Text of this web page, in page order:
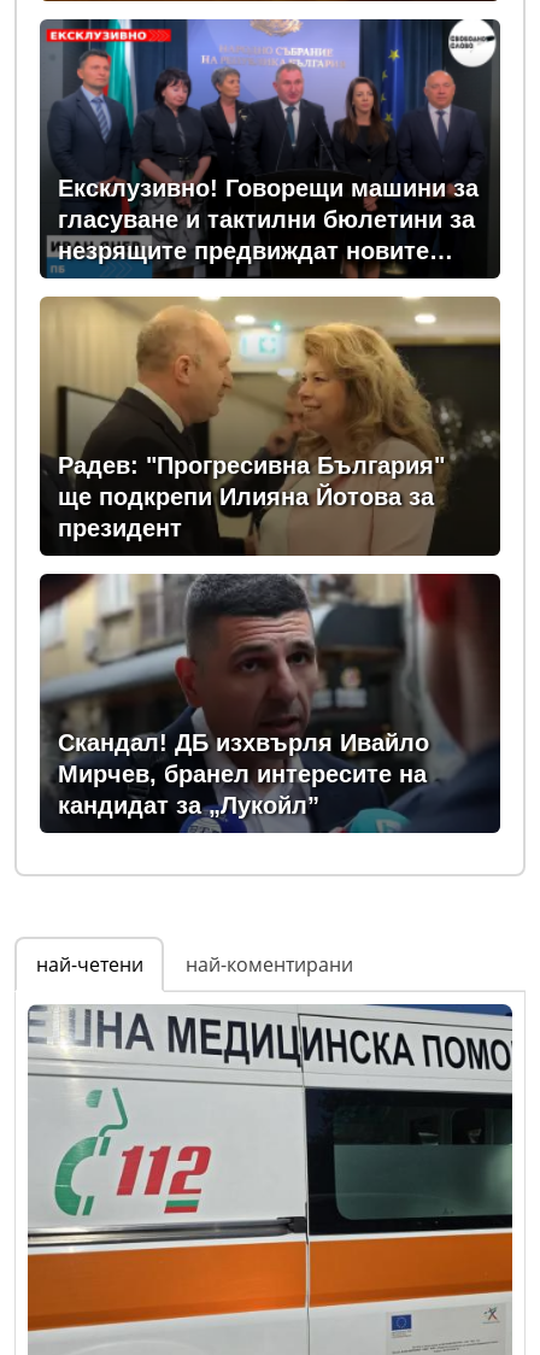
Ексклузивно! Говорещи машини за
гласуване и тактилни бюлетини за
незрящите предвиждат новите
изборни правила! (ВИДЕО)
Радев: "Прогресивна България"
ще подкрепи Илияна Йотова за
президент
Скандал! ДБ изхвърля Ивайло
Мирчев, бранел интересите на
кандидат за „Лукойл”
най-четени най-коментирани